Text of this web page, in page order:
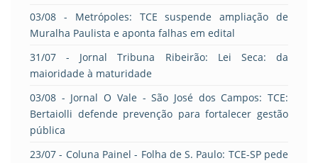
03/08 - Metrópoles: TCE suspende ampliação de
Muralha Paulista e aponta falhas em edital
31/07 - Jornal Tribuna Ribeirão: Lei Seca: da
maioridade à maturidade
03/08 - Jornal O Vale - São José dos Campos: TCE:
Bertaiolli defende prevenção para fortalecer gestão
pública
23/07 - Coluna Painel - Folha de S. Paulo: TCE-SP pede